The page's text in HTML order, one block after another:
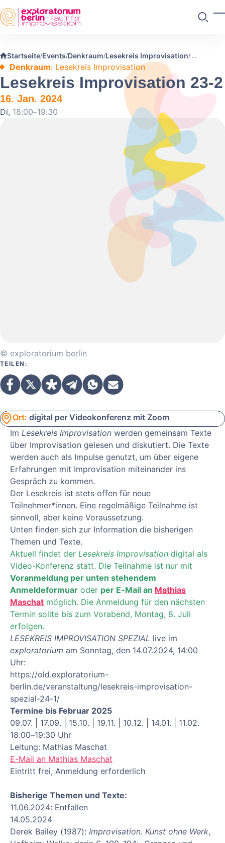
Skip to main content
Startseite/Events/Denkraum/Lesekreis Improvisation/
Denkraum: Lesekreis Improvisation
Lesekreis Improvisation 23-2
16. Jan. 2024
Di, 18:00–19:30
© exploratorium berlin
TEILEN:
Ort: digital per Videokonferenz mit Zoom
Im Lesekreis Improvisation werden gemeinsam Texte
über Improvisation gelesen und diskutiert. Die Texte
werden auch als Impulse genutzt, um über eigene
Erfahrungen mit Improvisation miteinander ins
Gespräch zu kommen.
Der Lesekreis ist stets offen für neue
Teilnehmer*innen. Eine regelmäßige Teilnahme ist
sinnvoll, aber keine Voraussetzung.
Unten finden sich zur Information die bisherigen
Themen und Texte.
Aktuell findet der Lesekreis Improvisation digital als
Video-Konferenz statt. Die Teilnahme ist nur mit
Voranmeldung per unten stehendem
Anmeldeformuar oder per E-Mail an Mathias
Maschat möglich. Die Anmeldung für den nächsten
Termin sollte bis zum Vorabend, Montag, 8. Juli
erfolgen.
LESEKREIS IMPROVISATION SPEZIAL live im
exploratorium am Sonntag, den 14.07.2024, 14:00
Uhr:
https://old.exploratorium-
berlin.de/veranstaltung/lesekreis-improvisation-
spezial-24-1/
Termine bis Februar 2025
09.07. | 17.09. | 15.10. | 19.11. | 10.12. | 14.01. | 11.02.
18:00–19:30 Uhr
Leitung: Mathias Maschat
E-Mail an Mathias Maschat
Eintritt frei, Anmeldung erforderlich
Bisherige Themen und Texte:
11.06.2024: Entfallen
14.05.2024
Derek Bailey (1987): Improvisation. Kunst ohne Werk,